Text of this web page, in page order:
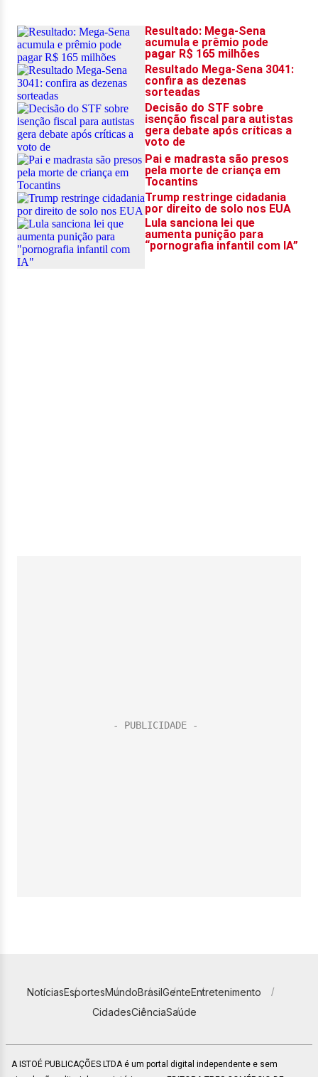
NotíciasEsportesMundoBrasilGenteEntretenimento
CidadesCiênciaSaúde
A ISTOÉ PUBLICAÇÕES LTDA é um portal digital independente e sem